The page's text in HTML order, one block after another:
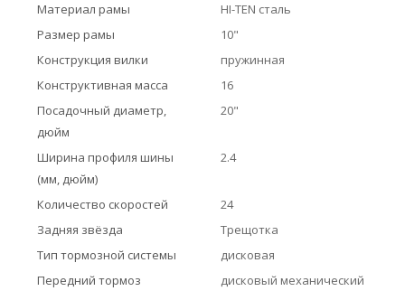
Материал рамы
HI-TEN сталь
Размер рамы
10"
Конструкция вилки
пружинная
Конструктивная масса
16
Посадочный диаметр,
дюйм
20"
Ширина профиля шины
(мм, дюйм)
2.4
Количество скоростей
24
Задняя звёзда
Трещотка
Тип тормозной системы
дисковая
Передний тормоз
дисковый механический